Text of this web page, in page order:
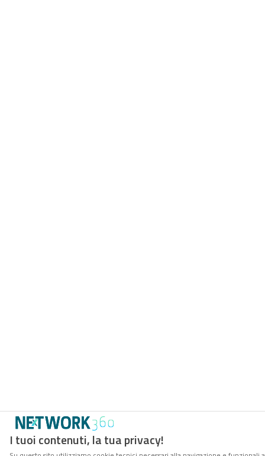
I tuoi contenuti, la tua privacy!